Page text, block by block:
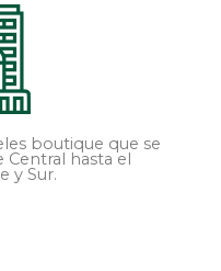
boutique que se
Central hasta el
y Sur.